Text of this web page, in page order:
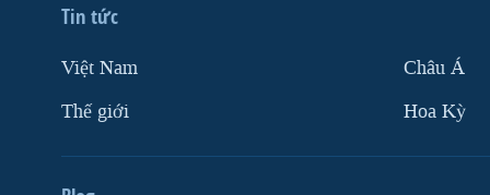
Tin tức
Việt Nam
Thế giới
Châu Á
Hoa Kỳ